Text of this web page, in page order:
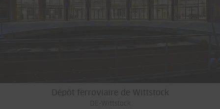
Dépôt ferroviaire de Wittstock
DE-Wittstock